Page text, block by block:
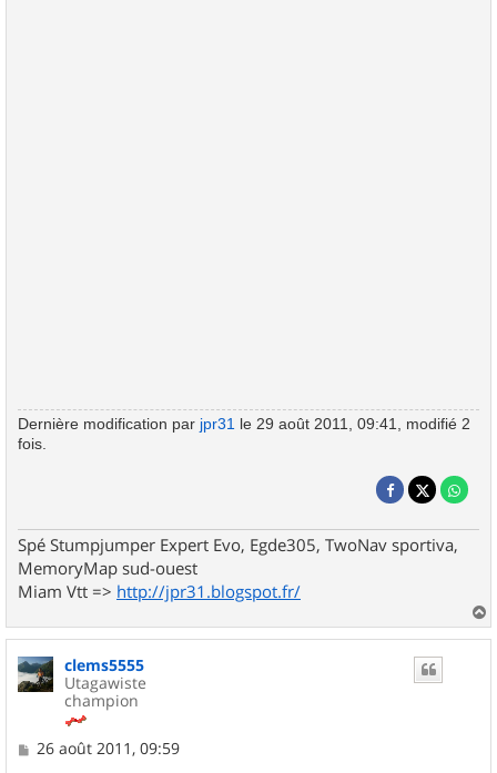
Dernière modification par jpr31 le 29 août 2011, 09:41, modifié 2
fois.
Spé Stumpjumper Expert Evo, Egde305, TwoNav sportiva,
MemoryMap sud-ouest
Miam Vtt => http://jpr31.blogspot.fr/
a
clems5555
Utagawiste
champion
M
26 août 2011, 09:59